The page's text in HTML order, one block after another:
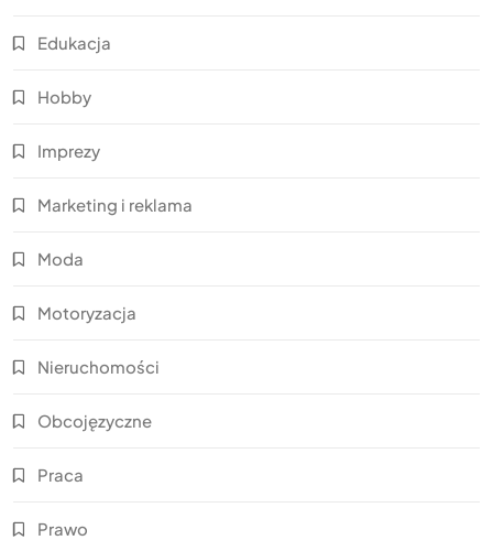
Edukacja
Hobby
Imprezy
Marketing i reklama
Moda
Motoryzacja
Nieruchomości
Obcojęzyczne
Praca
Prawo